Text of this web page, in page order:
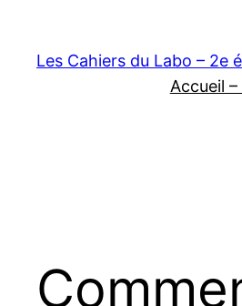
Les Cahiers du Labo – 2e
Accueil